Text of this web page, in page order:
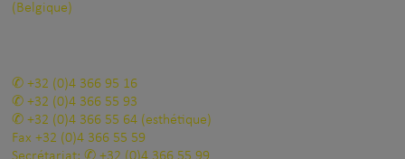
(Belgique)
+32 (0)4 366 95 16
+32 (0)4 366 55 93
+32 (0)4 366 55 64 (esthétique)
Fax +32 (0)4 366 55 59